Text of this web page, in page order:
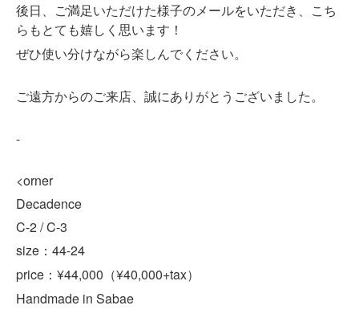
後日、ご満足いただけた様子のメールをいただき、こち
らもとても嬉しく思います！
ぜひ使い分けながら楽しんでください。
ご遠方からのご来店、誠にありがとうございました。
-
<orner
Decadence
C-2 / C-3
size：44-24
price：¥44,000（¥40,000+tax）
Handmade in Sabae